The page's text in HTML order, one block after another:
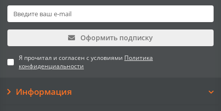
Оформить подписку
Я прочитал и согласен с условиями Политика
конфиденциальности
Информация